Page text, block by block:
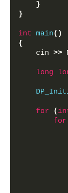
}
}
int main()
{
    cin
>>
long
for (
for